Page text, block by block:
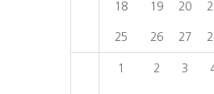
18 19 20
25 26 27
1 2 3